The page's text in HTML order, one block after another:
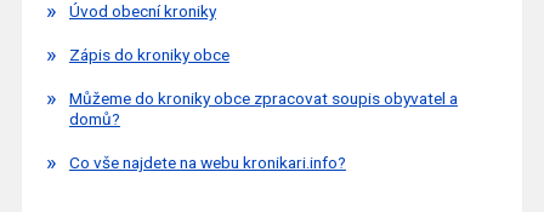
Úvod obecní kroniky
Zápis do kroniky obce
Můžeme do kroniky obce zpracovat soupis obyvatel a
domů?
Co vše najdete na webu kronikari.info?